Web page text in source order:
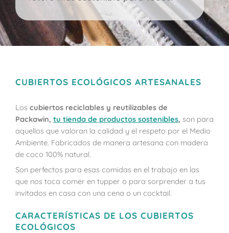
CUBIERTOS ECOLÓGICOS ARTESANALES
Los cubiertos reciclables y reutilizables de
Packawin, tu tienda de productos sostenibles, son para
aquellos que valoran la calidad y el respeto por el Medio
Ambiente. Fabricados de manera artesana con madera
de coco 100% natural.
Son perfectos para esas comidas en el trabajo en las
que nos toca comer en tupper o para sorprender a tus
invitados en casa con una cena o un cocktail.
CARACTERÍSTICAS DE LOS CUBIERTOS
ECOLÓGICOS